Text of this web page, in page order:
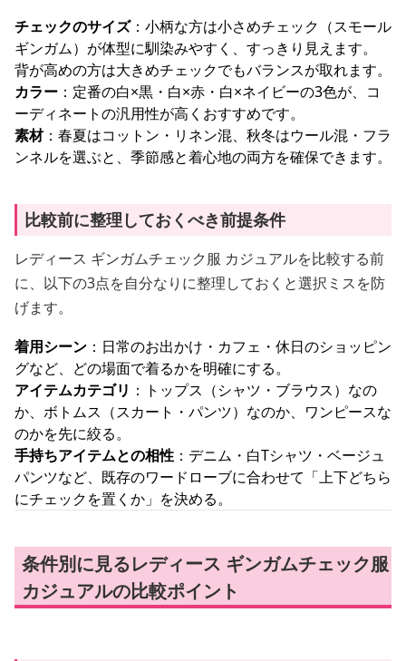
チェックのサイズ：小柄な方は小さめチェック（スモール
ギンガム）が体型に馴染みやすく、すっきり見えます。
背が高めの方は大きめチェックでもバランスが取れます。
カラー ：定番の白×黒・白×赤・白×ネイビーの3色が、コ
ーディネートの汎用性が高くおすすめです。
素材：春夏はコットン・リネン混、秋冬はウール混・フラ
ンネルを選ぶと、季節感と着心地の両方を確保できます。
比較前に整理しておくべき前提条件
レディース ギンガムチェック服 カジュアルを比較する前
に、以下の3点を自分なりに整理しておくと選択ミスを防
げます。
着用シーン ：日常のお出かけ・カフェ・休日のショッピン
グなど、どの場面で着るかを明確にする。
アイテムカテゴリ ：トップス（シャツ・ブラウス）なの
か、ボトムス（スカート・パンツ）なのか、ワンピースな
のかを先に絞る。
手持ちアイテムとの相性 ：デニム・白Tシャツ・ベージュ
パンツなど、既存のワードローブに合わせて「上下どちら
にチェックを置くか」を決める。
条件別に見るレディース ギンガムチェック服
カジュアルの比較ポイント